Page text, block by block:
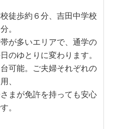
徒歩約６分、吉田中学校
。
が多いエリアで、通学の
のゆとりに変わります。
可能。ご夫婦それぞれの
、
まが免許を持っても安心
。